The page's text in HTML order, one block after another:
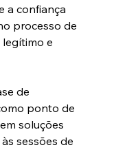
a confiança
processo de
e
de
ponto de
soluções
sessões de